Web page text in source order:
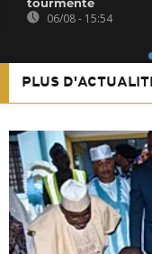
06/08 - 15:54
PLUS